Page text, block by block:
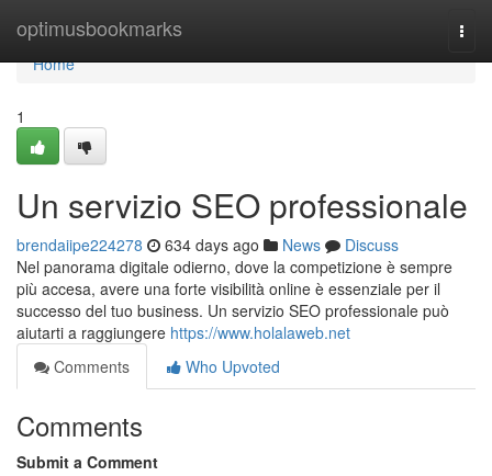
optimusbookmarks
Home
Home
1
Un servizio SEO professionale
brendaiipe224278 634 days ago News
Discuss
Nel panorama digitale odierno, dove la competizione è sempre
più accesa, avere una forte visibilità online è essenziale per il
successo del tuo business. Un servizio SEO professionale può
aiutarti a raggiungere https://www.holalaweb.net
Comments
Who Upvoted
Comments
Submit a Comment